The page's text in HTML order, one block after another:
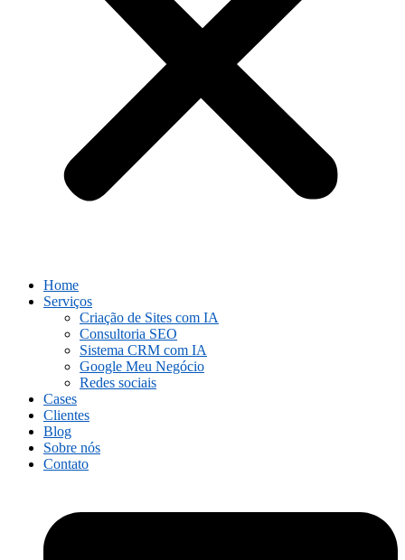
Home
Serviços
Criação de Sites com IA
Consultoria SEO
Sistema CRM com IA
Google Meu Negócio
Redes sociais
Cases
Clientes
Blog
Sobre nós
Contato